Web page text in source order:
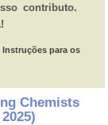
contributo.
Instruções para os
Chemists